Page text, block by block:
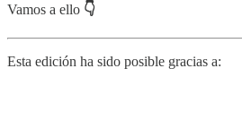
Vamos a ello 👇
Esta edición ha sido posible gracias a: